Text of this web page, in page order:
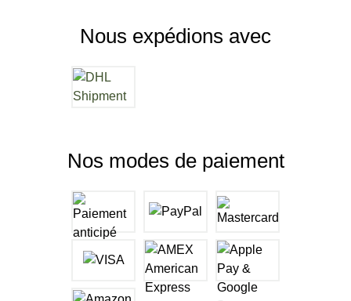
Nous expédions avec
Nos modes de paiement